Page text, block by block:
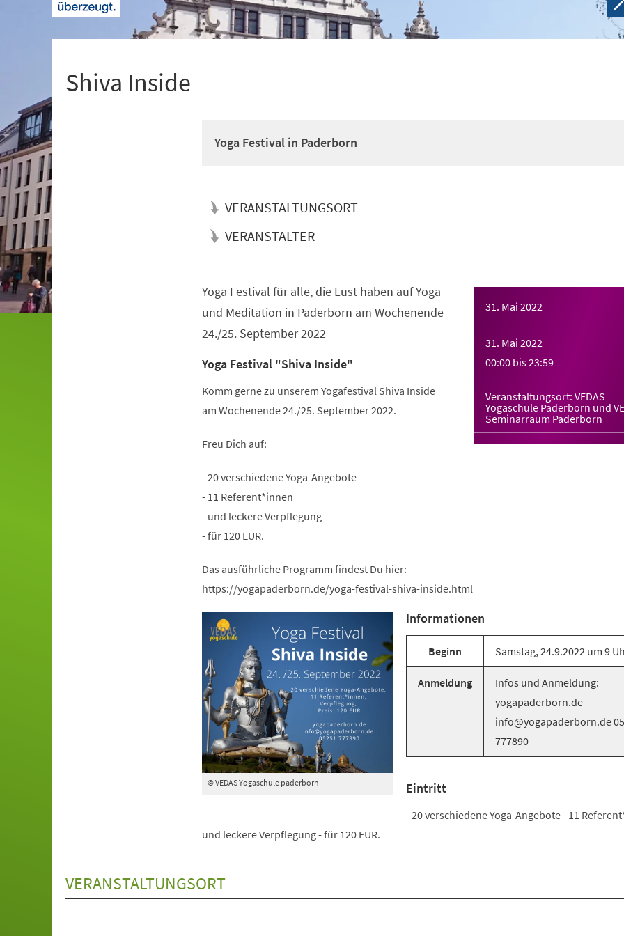
Shiva Inside
Yoga Festival in Paderborn
VERANSTALTUNGSORT
VERANSTALTER
31. Mai 2022
–
31. Mai 2022
00:00 bis23:59
Veranstaltungsort: VEDAS
Yogaschule Paderborn und
Seminarraum Paderborn
Yoga Festival für alle, die Lust haben auf Yoga
und Meditation in Paderborn am Wochenende
24./25. September 2022
Yoga Festival "Shiva Inside"
Komm gerne zu unserem Yogafestival Shiva Inside
am Wochenende 24./25. September 2022.
Freu Dich auf:
- 20 verschiedene Yoga-Angebote
- 11 Referent*innen
- und leckere Verpflegung
- für 120 EUR.
Das ausführliche Programm findest Du hier:
https://yogapaderborn.de/yoga-festival-shiva-inside.html
© VEDAS Yogaschule paderborn
Informationen
Beginn Samstag, 24.9.2022 um 9
Anmeldung
Infos und Anmeldung:
yogapaderborn.de
info@yogapaderborn.de
777890
Eintritt
- 20 verschiedene Yoga-Angebote - 11
und leckere Verpflegung - für 120 EUR.
VERANSTALTUNGSORT